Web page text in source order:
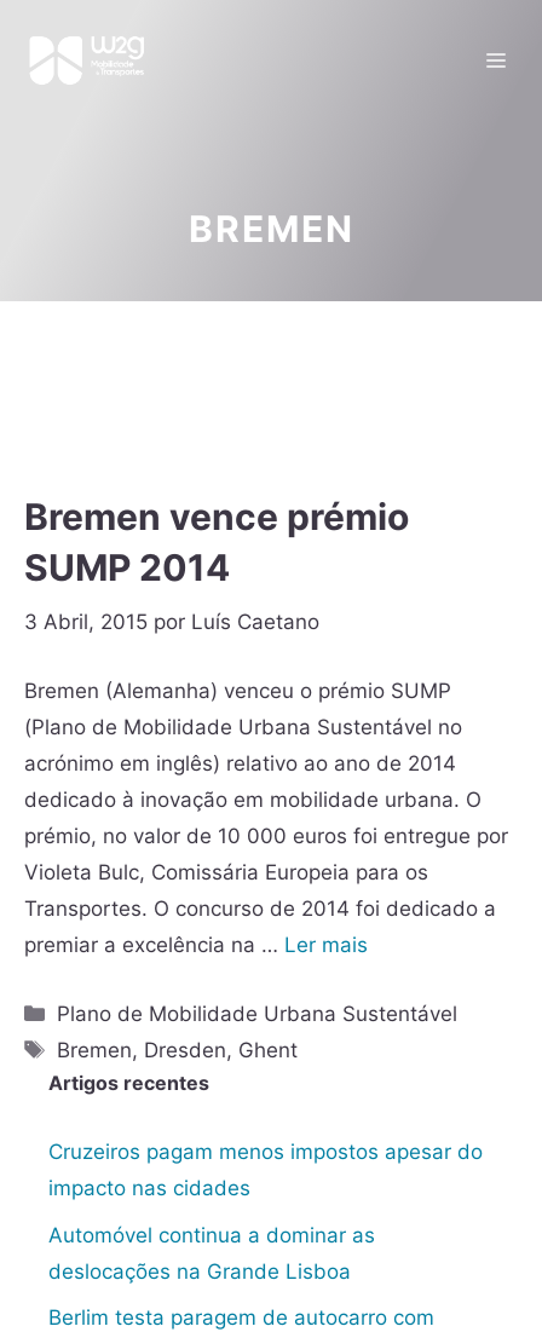
BREMEN
Bremen vence prémio
SUMP 2014
3 Abril, 2015 por Luís Caetano
Bremen (Alemanha) venceu o prémio SUMP
(Plano de Mobilidade Urbana Sustentável no
acrónimo em inglês) relativo ao ano de 2014
dedicado à inovação em mobilidade urbana. O
prémio, no valor de 10 000 euros foi entregue por
Violeta Bulc, Comissária Europeia para os
Transportes. O concurso de 2014 foi dedicado a
premiar a excelência na … Ler mais
Plano de Mobilidade Urbana Sustentável
Bremen, Dresden, Ghent
Artigos recentes
Cruzeiros pagam menos impostos apesar do
impacto nas cidades
Automóvel continua a dominar as
deslocações na Grande Lisboa
Berlim testa paragem de autocarro com